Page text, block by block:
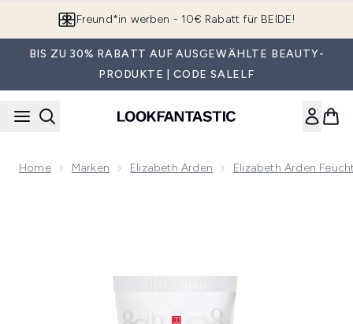
App downloaden & Extra-Rabatte erhalten*
BIS ZU 30% RABATT AUF AUSGEWÄHLTE BEAUTY-
PRODUKTE | CODE SALELF
Home Marken Elizabeth Arden Elizabeth Arden